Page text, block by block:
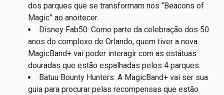
dos parques que se transformam nos “Beacons of
Magic” ao anoitecer.
Disney Fab50: Como parte da celebração dos 50
anos do complexo de Orlando, quem tiver a nova
MagicBand+ vai poder interagir com as estátuas
douradas que estão espalhadas pelos 4 parques.
Batuu Bounty Hunters: A MagicBand+ vai ser sua
guia para procurar pelas recompensas que estão